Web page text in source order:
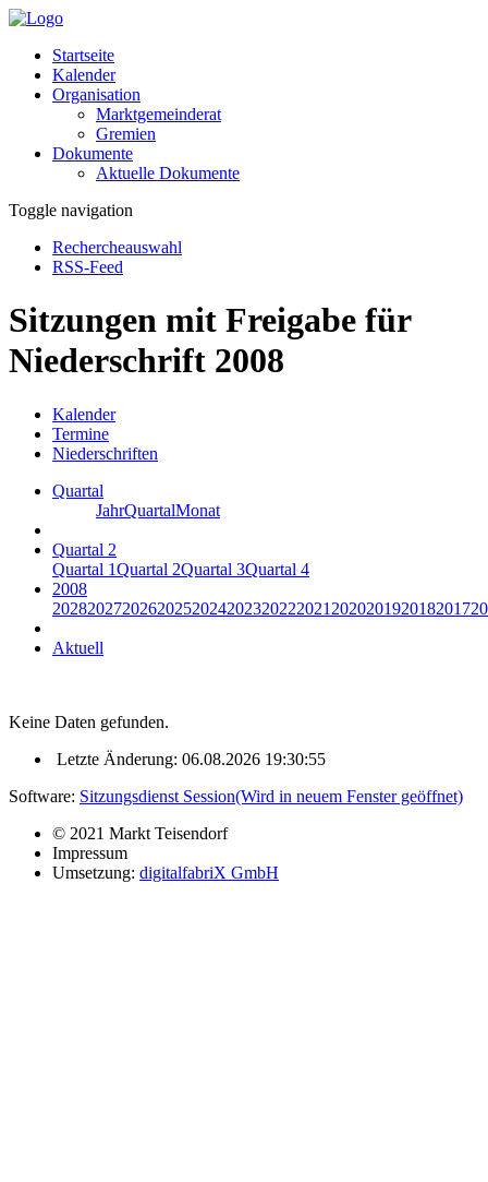
Startseite
Kalender
Organisation
Marktgemeinderat
Gremien
Dokumente
Aktuelle Dokumente
Toggle navigation
Rechercheauswahl
RSS-Feed
Sitzungen mit Freigabe für
Niederschrift 2008
Kalender
Termine
Niederschriften
Quartal
JahrQuartalMonat
Quartal 2
Quartal 1Quartal 2Quartal 3Quartal 4
2008
20282027202620252024202320222021 2020201920182017
Aktuell
Keine Daten gefunden.
Letzte Änderung: 06.08.2026 19:30:55
Software: Sitzungsdienst Session(Wird in neuem Fenster geöffnet)
© 2021 Markt Teisendorf
Impressum
Umsetzung: digitalfabriX GmbH